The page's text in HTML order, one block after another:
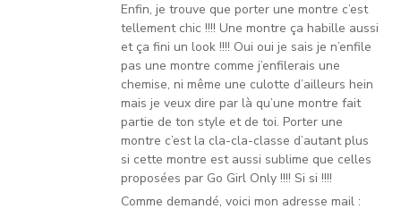
Enfin, je trouve que porter une montre c’est
tellement chic !!!! Une montre ça habille aussi
et ça fini un look !!!! Oui oui je sais je n’enfile
pas une montre comme j’enfilerais une
chemise, ni même une culotte d’ailleurs hein
mais je veux dire par là qu’une montre fait
partie de ton style et de toi. Porter une
montre c’est la cla-cla-classe d’autant plus
si cette montre est aussi sublime que celles
proposées par Go Girl Only !!!! Si si !!!!
Comme demandé, voici mon adresse mail :